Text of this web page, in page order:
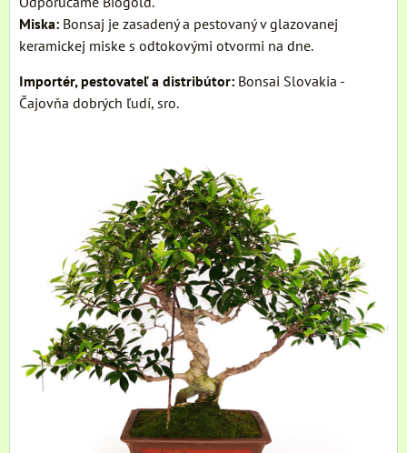
Miska: Bonsaj je zasadený a pestovaný v glazovanej
keramickej miske s odtokovými otvormi na dne.
Importér, pestovateľ a distribútor: Bonsai Slovakia -
Čajovňa dobrých ľudí, sro.